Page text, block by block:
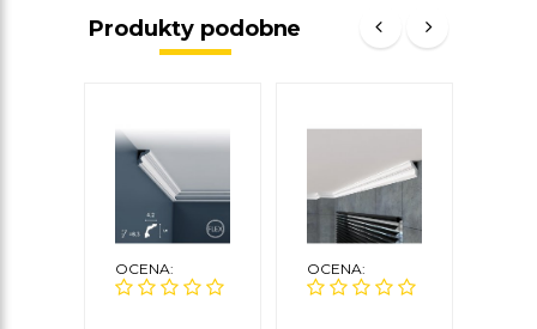
Produkty podobne
OCENA: OCENA: